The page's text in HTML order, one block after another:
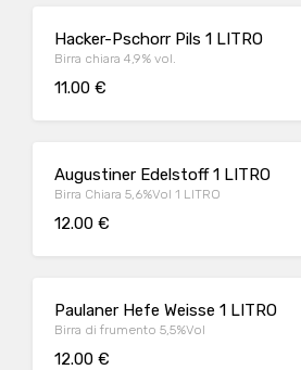
Hacker-Pschorr Pils 1 LITRO
Birra chiara 4,9% vol.
11.00 €
Augustiner Edelstoff 1 LITRO
Birra Chiara 5,6%Vol 1 LITRO
12.00 €
Paulaner Hefe Weisse 1 LITRO
Birra di frumento 5,5%Vol
12.00 €